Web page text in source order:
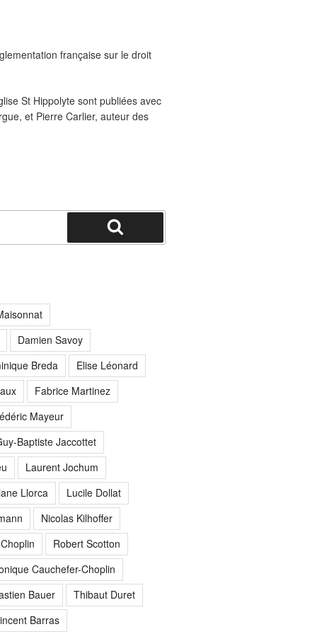
française sur le droit
St Hippolyte sont publiées avec
et Pierre Carlier, auteur des
Recherche
Damien Savoy
Breda
Elise Léonard
Fabrice Martinez
Mayeur
Baptiste Jaccottet
Laurent Jochum
Llorca
Lucile Dollat
Nicolas Kilhoffer
Robert Scotton
Cauchefer-Choplin
Bauer
Thibaut Duret
Barras